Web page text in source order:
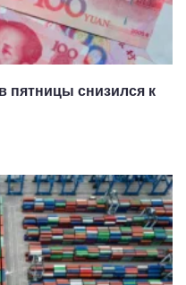
пятницы снизился к